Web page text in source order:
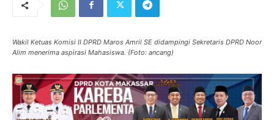
Wakil Ketuas Komisi II DPRD Maros Amril SE didampingi Sekretaris DPRD Noor
Alim menerima aspirasi Mahasiswa. (Foto: ancang)